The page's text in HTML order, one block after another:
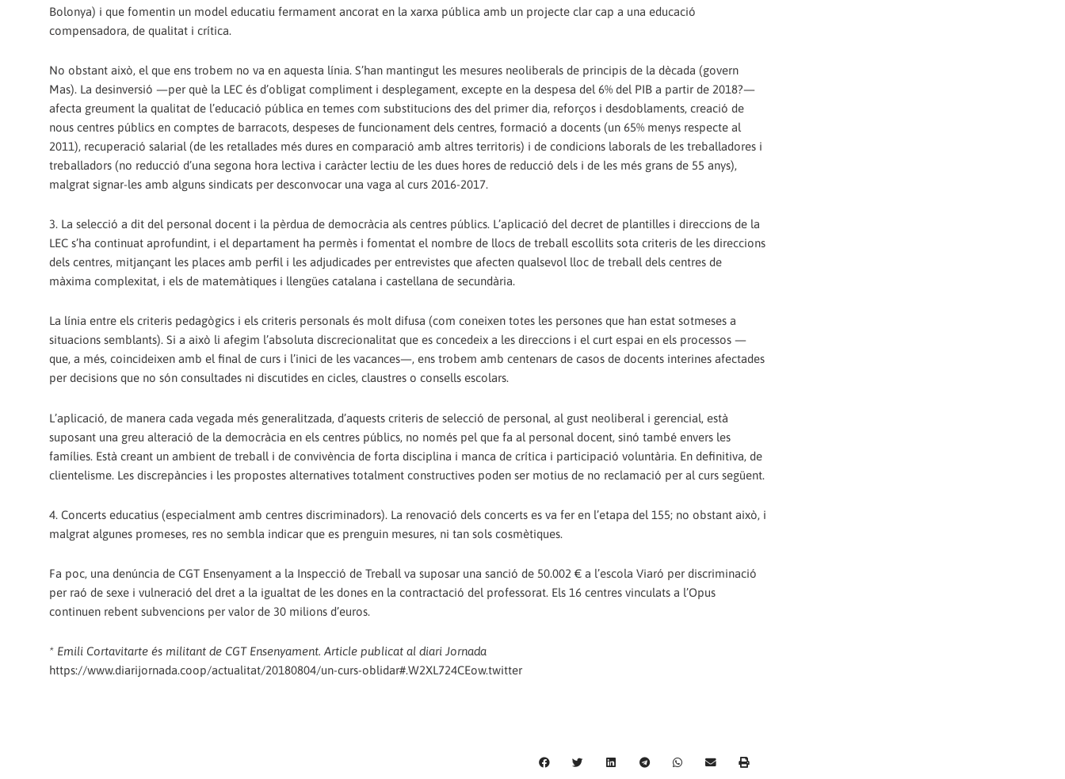
Bolonya) i que fomentin un model educatiu fermament ancorat en la xarxa pública amb un projecte clar cap a una educació
compensadora, de qualitat i crítica.
No obstant això, el que ens trobem no va en aquesta línia. S’han mantingut les mesures neoliberals de principis de la dècada (govern
Mas). La desinversió —per què la LEC és d’obligat compliment i desplegament, excepte en la despesa del 6% del PIB a partir de 2018?—
afecta greument la qualitat de l’educació pública en temes com substitucions des del primer dia, reforços i desdoblaments, creació de
nous centres públics en comptes de barracots, despeses de funcionament dels centres, formació a docents (un 65% menys respecte al
2011), recuperació salarial (de les retallades més dures en comparació amb altres territoris) i de condicions laborals de les treballadores i
treballadors (no reducció d’una segona hora lectiva i caràcter lectiu de les dues hores de reducció dels i de les més grans de 55 anys),
malgrat signar-les amb alguns sindicats per desconvocar una vaga al curs 2016-2017.
3. La selecció a dit del personal docent i la pèrdua de democràcia als centres públics. L’aplicació del decret de plantilles i direccions de la
LEC s’ha continuat aprofundint, i el departament ha permès i fomentat el nombre de llocs de treball escollits sota criteris de les direccions
dels centres, mitjançant les places amb perfil i les adjudicades per entrevistes que afecten qualsevol lloc de treball dels centres de
màxima complexitat, i els de matemàtiques i llengües catalana i castellana de secundària.
La línia entre els criteris pedagògics i els criteris personals és molt difusa (com coneixen totes les persones que han estat sotmeses a
situacions semblants). Si a això li afegim l’absoluta discrecionalitat que es concedeix a les direccions i el curt espai en els processos —
que, a més, coincideixen amb el final de curs i l’inici de les vacances—, ens trobem amb centenars de casos de docents interines afectades
per decisions que no són consultades ni discutides en cicles, claustres o consells escolars.
L’aplicació, de manera cada vegada més generalitzada, d’aquests criteris de selecció de personal, al gust neoliberal i gerencial, està
suposant una greu alteració de la democràcia en els centres públics, no només pel que fa al personal docent, sinó també envers les
famílies. Està creant un ambient de treball i de convivència de forta disciplina i manca de crítica i participació voluntària. En definitiva, de
clientelisme. Les discrepàncies i les propostes alternatives totalment constructives poden ser motius de no reclamació per al curs següent.
4. Concerts educatius (especialment amb centres discriminadors). La renovació dels concerts es va fer en l’etapa del 155; no obstant això, i
malgrat algunes promeses, res no sembla indicar que es prenguin mesures, ni tan sols cosmètiques.
Fa poc, una denúncia de CGT Ensenyament a la Inspecció de Treball va suposar una sanció de 50.002 € a l’escola Viaró per discriminació
per raó de sexe i vulneració del dret a la igualtat de les dones en la contractació del professorat. Els 16 centres vinculats a l’Opus
continuen rebent subvencions per valor de 30 milions d’euros.
* Emili Cortavitarte és militant de CGT Ensenyament. Article publicat al diari Jornada
https://www.diarijornada.coop/actualitat/20180804/un-curs-oblidar#.W2XL724CEow.twitter